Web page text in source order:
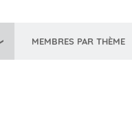
MEMBRES PAR THÈME